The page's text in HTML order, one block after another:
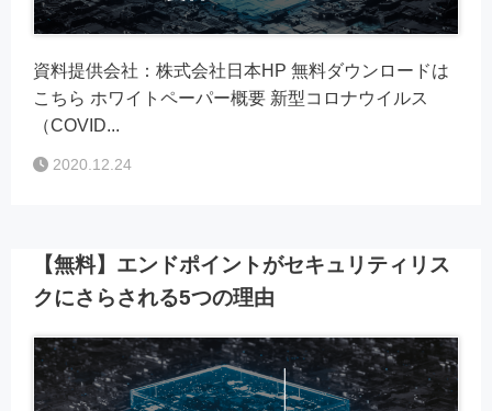
資料提供会社：株式会社日本HP 無料ダウンロードは
こちら ホワイトペーパー概要 新型コロナウイルス
（COVID...
2020.12.24
【無料】エンドポイントがセキュリティリス
クにさらされる5つの理由